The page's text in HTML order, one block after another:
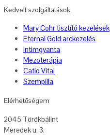
Kedvelt szolgáltatások
Mary Cohr tisztító kezelések
Eternal Gold arckezelés
Intimgyanta
Mezoterápia
Catio Vital
Szempilla
Elérhetőségem
2045 Törökbálint
Meredek u. 3.